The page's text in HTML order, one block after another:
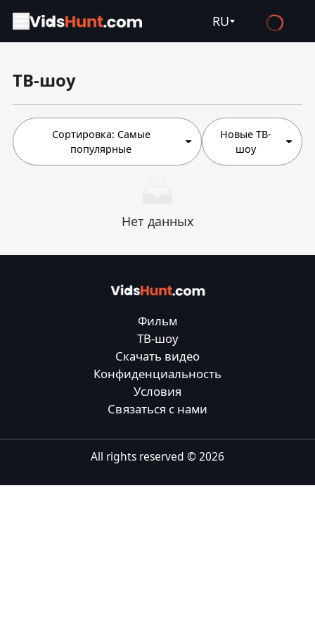
RU
Français
Deutsch
Русский
हिन्दी
Tiếng Việt
Bahasa Melayu
Bahasa Indonesia
Português
ਪੰਜਾਬੀ
தமிழ்
తెలుగు
ТВ-шоу
Сортировка: Самые
популярные
Новые ТВ-
шоу
Нет данных
Фильм
ТВ-шоу
Скачать видео
Конфиденциальность
Условия
Связаться с нами
All rights reserved ©2026